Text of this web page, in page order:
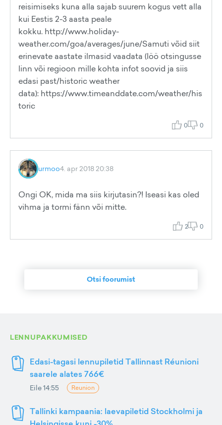
reisimiseks kuna alla sajab suurem kogus vett alla
kui Eestis 2-3 aasta peale
kokku. http://www.holiday-
weather.com/goa/averages/june/Samuti võid siit
erinevate aastate ilmasid vaadata (löö otsingusse
linn või regioon mille kohta infot soovid ja siis
edasi past/historic weather
data): https://www.timeanddate.com/weather/his
toric
0 0
urmoo4. apr 2018 20:38
Ongi OK, mida ma siis kirjutasin?! Iseasi kas oled
vihma ja tormi fänn või mitte.
2 0
Otsi foorumist
LENNUPAKKUMISED
Edasi-tagasi lennupiletid Tallinnast Réunioni
saarele alates 766€
Eile 14:55 Reunion
Tallinki kampaania: laevapiletid Stockholmi ja